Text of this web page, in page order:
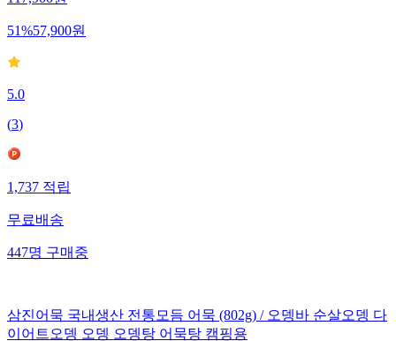
51%57,900원
5.0
(3)
1,737적립
무료배송
447명구매중
삼진어묵 국내생산 전통모듬 어묵 (802g) / 오뎅바 순살오뎅 다
이어트오뎅 오뎅 오뎅탕 어묵탕 캠핑용